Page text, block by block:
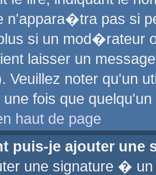
n'appara�tra pas si
si un mod�rateur
laisser un
Veuillez noter qu'un
une fois que
haut de page
puis-je ajouter une
une signature �